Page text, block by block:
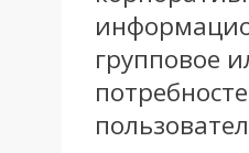
групповое